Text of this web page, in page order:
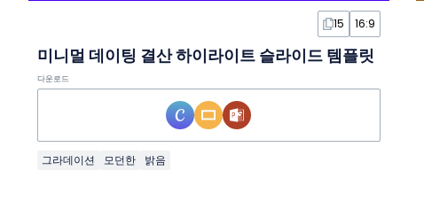
15 16:9
미니멀 데이팅 결산 하이라이트 슬라이드 템플릿
다운로드
그라데이션 모던한 밝음